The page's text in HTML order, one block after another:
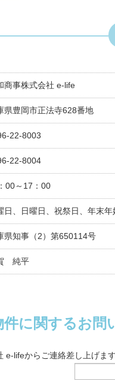
商事株式会社 e-life
県豊岡市正法寺628番地
22-8003
22-8004
00～17：00
日、日曜日、祝祭日、年末年
県知事（2）第650114号
純平
件に関するお問
e-lifeからご連絡差し上げま